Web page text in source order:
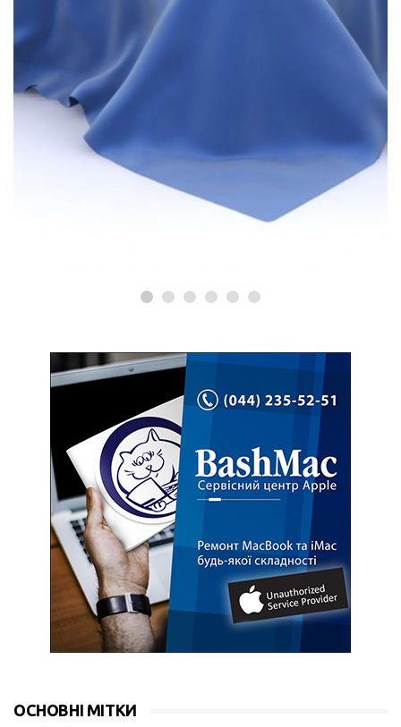
РЕМОНТ MACBOOK
Коли потрібна заміна батареї
ОСНОВНІ МІТКИ